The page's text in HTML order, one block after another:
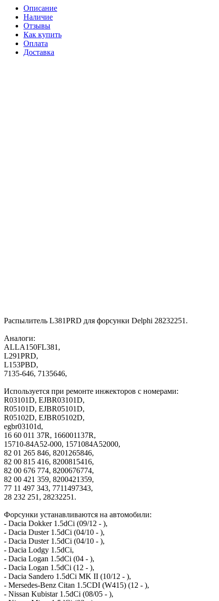
Описание
Наличие
Отзывы
Как купить
Оплата
Доставка
Распылитель L381PRD для форсунки Delphi 28232251.
Аналоги:
ALLA150FL381,
L291PRD,
L153PBD,
7135-646, 7135646,
Используется при ремонте инжекторов с номерами:
R03101D, EJBR03101D,
R05101D, EJBR05101D,
R05102D, EJBR05102D,
egbr03101d,
16 60 011 37R, 166001137R,
15710-84A52-000, 1571084A52000,
82 01 265 846, 8201265846,
82 00 815 416, 8200815416,
82 00 676 774, 8200676774,
82 00 421 359, 8200421359,
77 11 497 343, 7711497343,
28 232 251, 28232251.
Форсунки устанавливаются на автомобили:
- Dacia Dokker 1.5dCi (09/12 - ),
- Dacia Duster 1.5dCi (04/10 - ),
- Dacia Duster 1.5dCi (04/10 - ),
- Dacia Lodgy 1.5dCi,
- Dacia Logan 1.5dCi (04 - ),
- Dacia Logan 1.5dCi (12 - ),
- Dacia Sandero 1.5dCi MK II (10/12 - ),
- Mersedes-Benz Citan 1.5CDI (W415) (12 - ),
- Nissan Kubistar 1.5dCi (08/05 - ),